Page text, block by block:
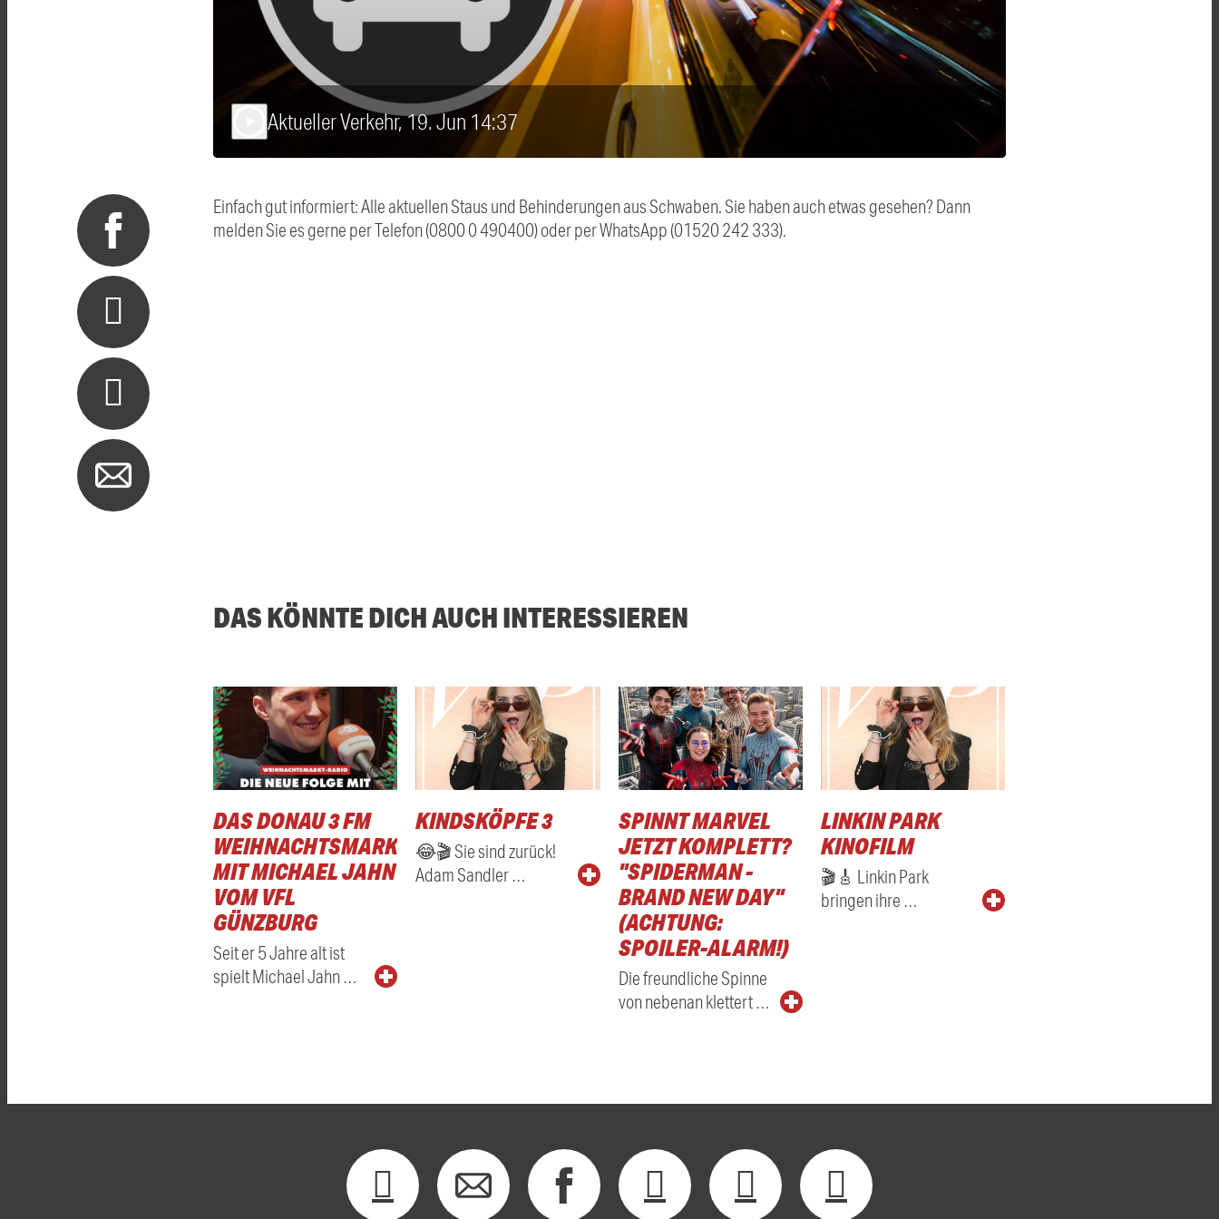
Aktueller Verkehr, 19. Jun 14:37
Einfach gut informiert: Alle aktuellen Staus und Behinderungen aus Schwaben. Sie haben auch etwas gesehen? Dann
melden Sie es gerne per Telefon (0800 0 490400) oder per WhatsApp (01520 242 333).
DAS KÖNNTE DICH AUCH INTERESSIEREN
DAS DONAU 3 FM
WEIHNACHTSMARKTRADIO
MIT MICHAEL JAHN
VOM VFL
GÜNZBURG
Seit er 5 Jahre alt ist
spielt Michael Jahn …
KINDSKÖPFE 3
😂🎬 Sie sind zurück!
Adam Sandler …
SPINNT MARVEL
JETZT KOMPLETT?
"SPIDERMAN -
BRAND NEW DAY"
(ACHTUNG:
SPOILER-ALARM!)
Die freundliche Spinne
von nebenan klettert …
LINKIN PARK
KINOFILM
🎬🎸 Linkin Park
bringen ihre …